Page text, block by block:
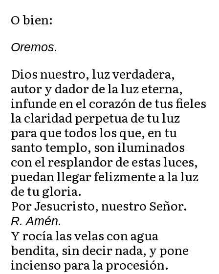
O bien:
Oremos.
Dios nuestro, luz verdadera,
autor y dador de la luz eterna,
infunde en el corazón de tus fieles
la claridad perpetua de tu luz
para que todos los que, en tu
santo templo, son iluminados
con el resplandor de estas luces,
puedan llegar felizmente a la luz
de tu gloria.
Por Jesucristo, nuestro Señor.
R. Amén.
Y rocía las velas con agua
bendita, sin decir nada, y pone
incienso para la procesión.